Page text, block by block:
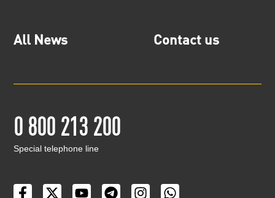
All News Contact us
0 800 213 200
Special telephone line